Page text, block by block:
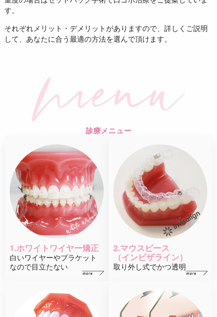
す。
それぞれメリット・デメリットがありますので、詳しくご説明
して、あなたに合う最適の方法を選んで頂けます。
診療メニュー
1.ホワイトワイヤー矯正
白いワイヤーやブラケット
なので目立たない
2.マウスピース
（インビザライン）
取り外し式でかつ透明